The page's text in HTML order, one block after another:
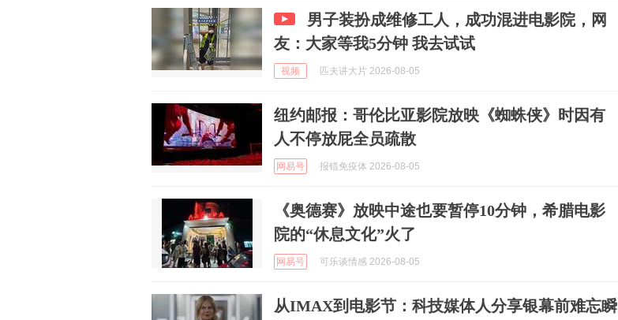
男子装扮成维修工人，成功混进电影院，网
友：大家等我5分钟 我去试试
视频 匹夫讲大片 2026-08-05
纽约邮报：哥伦比亚影院放映《蜘蛛侠》时因有
人不停放屁全员疏散
网易号 报错免疫体 2026-08-05
《奥德赛》放映中途也要暂停10分钟，希腊电影
院的“休息文化”火了
网易号 可乐谈情感 2026-08-05
从IMAX到电影节：科技媒体人分享银幕前难忘瞬